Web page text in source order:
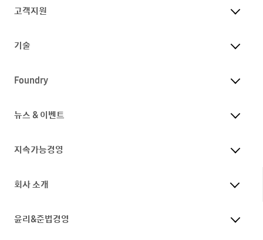
고객지원
기술
Foundry
뉴스 & 이벤트
지속가능경영
회사 소개
윤리&준법경영